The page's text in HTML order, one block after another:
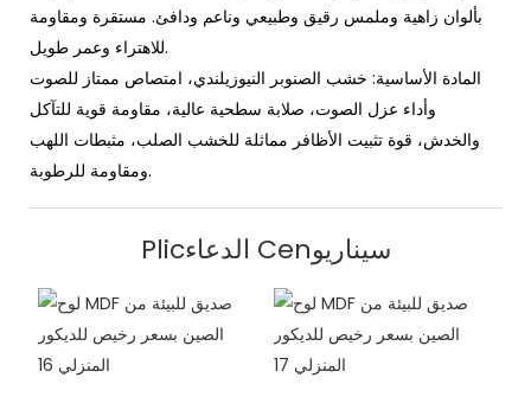
بألوان زاهية وملمس رقيق وطبيعي وناعم ودافئ. مستقرة ومقاومة
للاهتراء وعمر طويل.
المادة الأساسية: خشب الصنوبر النيوزيلندي، امتصاص ممتاز للصوت
وأداء عزل الصوت، صلابة سطحية عالية، مقاومة قوية للتآكل
والخدش، قوة تثبيت الأظافر مماثلة للخشب الصلب، مثبطات اللهب
ومقاومة للرطوبة.
Plicالدعاء Cenسيناريو